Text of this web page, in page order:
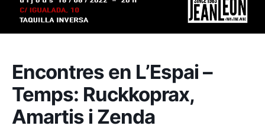
Encontres en L’Espai –
Temps: Ruckkoprax,
Amartis i Zenda